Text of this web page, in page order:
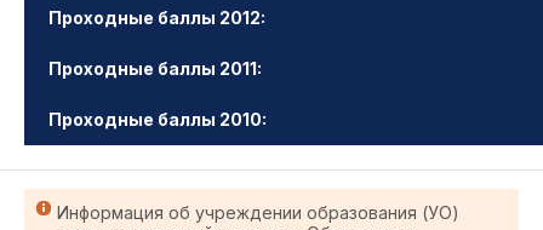
Проходные баллы 2012:
Проходные баллы 2011:
Проходные баллы 2010:
Информация об учреждении образования (УО)